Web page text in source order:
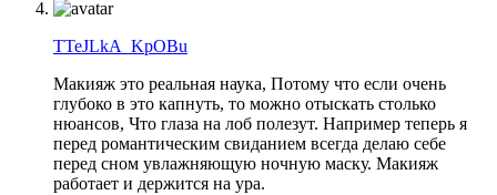
TTeJLkA_KpOBu
Макияж это реальная наука, Потому что если очень
глубоко в это капнуть, то можно отыскать столько
нюансов, Что глаза на лоб полезут. Например теперь я
перед романтическим свиданием всегда делаю себе
перед сном увлажняющую ночную маску. Макияж
работает и держится на ура.